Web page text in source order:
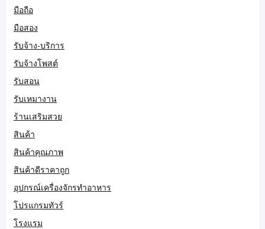
มือถือ
มือสอง
รับจ้าง-บริการ
รับจ้างโพสต์
รับสอน
รับเหมางาน
ร้านเสริมสวย
สินค้า
สินค้าคุณภาพ
สินค้าดีราคาถูก
อุปกรณ์เครื่องจักรทำอาหาร
โปรแกรมทัวร์
โรงแรม